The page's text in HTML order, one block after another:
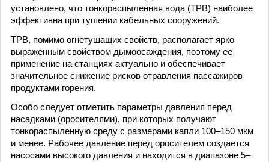
установлено, что тонкораспыленная вода (ТРВ) наиболее
эффективна при тушении кабельных сооружений.
ТРВ, помимо огнетушащих свойств, располагает ярко
выраженным свойством дымоосаждения, поэтому ее
применение на станциях актуально и обеспечивает
значительное снижение рисков отравления пассажиров
продуктами горения.
Особо следует отметить параметры давления перед
насадками (оросителями), при которых получают
тонкораспыленную среду с размерами капли 100–150 мкм
и менее. Рабочее давление перед оросителем создается
насосами высокого давления и находится в диапазоне 5–